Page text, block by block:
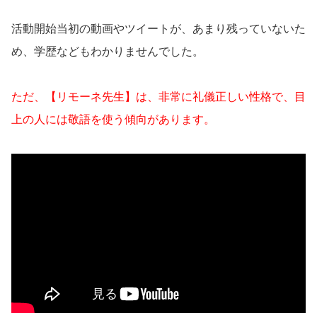
活動開始当初の動画やツイートが、あまり残っていないた
め、学歴などもわかりませんでした。
ただ、【リモーネ先生】は、非常に礼儀正しい性格で、目
上の人には敬語を使う傾向があります。